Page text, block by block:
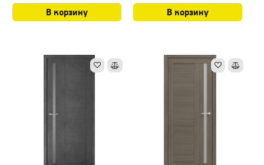
В корзину В корзину